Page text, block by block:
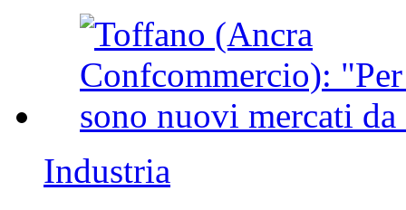
Industria